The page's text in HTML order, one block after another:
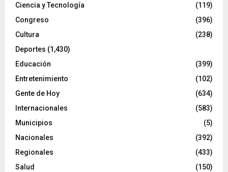
Ciencia y Tecnología
(119)
Congreso
(396)
Cultura
(238)
Deportes (1,430)
Educación
(399)
Entretenimiento
(102)
Gente de Hoy
(634)
Internacionales
(583)
Municipios
(5)
Nacionales
(392)
Regionales
(433)
Salud
(150)